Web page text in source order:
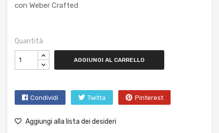
con Weber Crafted
Quantità
AGGIUNGI AL CARRELLO
Condividi Twitta Pinterest
Aggiungi alla lista dei desideri